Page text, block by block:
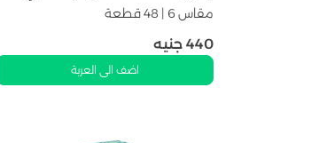
مقاس 6 | 48 قطعة
440 جنيه
اضف الى العربة